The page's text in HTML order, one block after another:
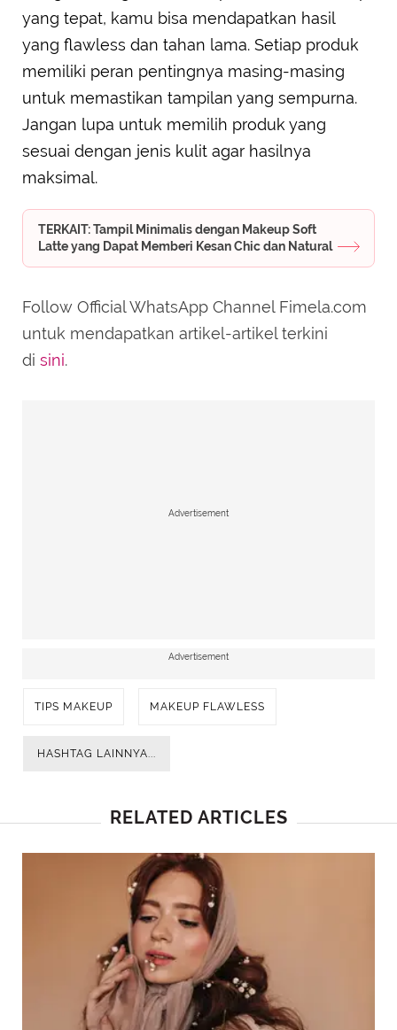
yang tepat, kamu bisa mendapatkan hasil
yang flawless dan tahan lama. Setiap produk
memiliki peran pentingnya masing-masing
untuk memastikan tampilan yang sempurna.
Jangan lupa untuk memilih produk yang
sesuai dengan jenis kulit agar hasilnya
maksimal.
TERKAIT: Tampil Minimalis dengan Makeup Soft
Latte yang Dapat Memberi Kesan Chic dan Natural
Follow Official WhatsApp Channel Fimela.com
untuk mendapatkan artikel-artikel terkini
di sini.
Advertisement
Advertisement
TIPS MAKEUP MAKEUP FLAWLESS
HASHTAG LAINNYA...
RELATED ARTICLES